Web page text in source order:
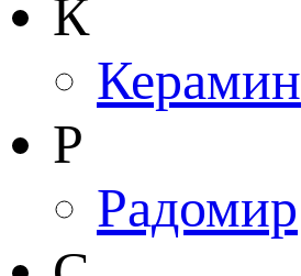
К
Керамин
Р
Радомир